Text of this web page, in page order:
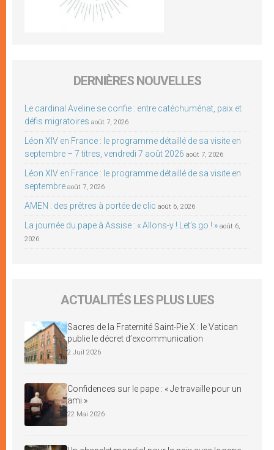
DERNIÈRES NOUVELLES
Le cardinal Aveline se confie : entre catéchuménat, paix et
défis migratoires août 7, 2026
Léon XIV en France : le programme détaillé de sa visite en
septembre – 7 titres, vendredi 7 août 2026 août 7, 2026
Léon XIV en France : le programme détaillé de sa visite en
septembre août 7, 2026
AMEN : des prêtres à portée de clic août 6, 2026
La journée du pape à Assise : « Allons-y ! Let’s go ! » août 6,
2026
ACTUALITÉS LES PLUS LUES
Sacres de la Fraternité Saint-Pie X : le Vatican
publie le décret d’excommunication
2 Juil 2026
Confidences sur le pape : « Je travaille pour un
ami »
22 Mai 2026